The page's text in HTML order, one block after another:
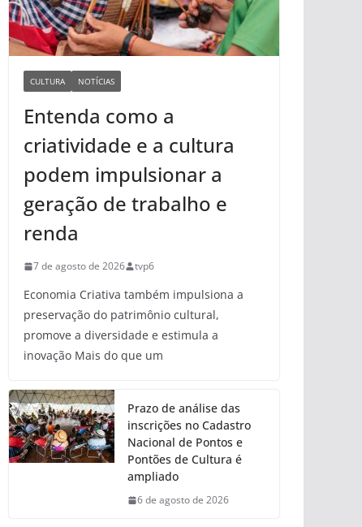
CULTURA NOTÍCIAS
Entenda como a
criatividade e a cultura
podem impulsionar a
geração de trabalho e
renda
7 de agosto de 2026 tvp6
Economia Criativa também impulsiona a
preservação do patrimônio cultural,
promove a diversidade e estimula a
inovação Mais do que um
Prazo de análise das
inscrições no Cadastro
Nacional de Pontos e
Pontões de Cultura é
ampliado
6 de agosto de 2026